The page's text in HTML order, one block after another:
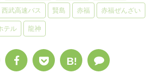
西武高速バス 賢島 赤福 赤福ぜんざい
テル 龍神
B!